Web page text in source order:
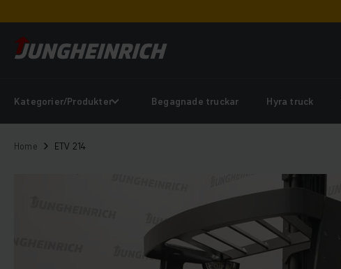
Kategorier/Produkter Begagnade truckar Hyra truck
Home ETV 214